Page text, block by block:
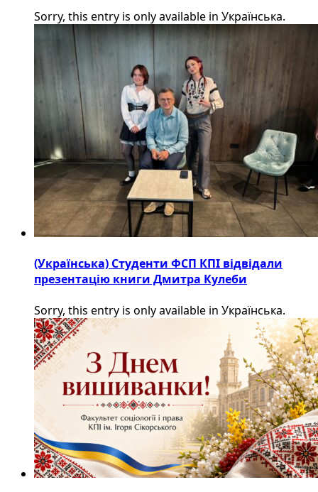
Sorry, this entry is only available in Українська.
(Українська) Студенти ФСП КПІ відвідали
презентацію книги Дмитра Кулеби
Sorry, this entry is only available in Українська.